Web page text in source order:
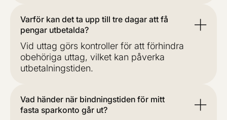
Varför kan det ta upp till tre dagar att få
pengar utbetalda?
Vid uttag görs kontroller för att förhindra
obehöriga uttag, vilket kan påverka
utbetalningstiden.
Vad händer när bindningstiden för mitt
fasta sparkonto går ut?